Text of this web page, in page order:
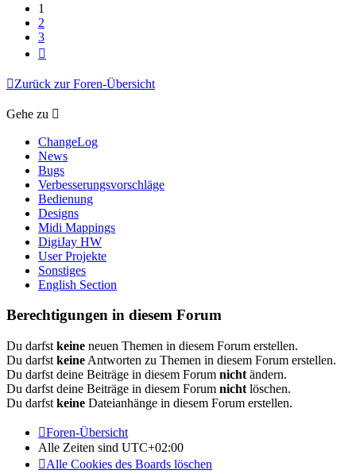
1
2
3
Zurück zur Foren-Übersicht
Gehe zu
ChangeLog
News
Bugs
Verbesserungsvorschläge
Bedienung
Designs
Midi Mappings
DigiJay HW
User Projekte
Sonstiges
English Section
Berechtigungen in diesem Forum
Du darfst keine neuen Themen in diesem Forum erstellen.
Du darfst keine Antworten zu Themen in diesem Forum erstellen.
Du darfst deine Beiträge in diesem Forum nicht ändern.
Du darfst deine Beiträge in diesem Forum nicht löschen.
Du darfst keine Dateianhänge in diesem Forum erstellen.
Foren-Übersicht
Alle Zeiten sind UTC+02:00
Alle Cookies des Boards löschen